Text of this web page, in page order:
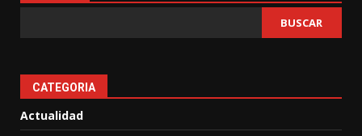
BUSCAR
CATEGORIA
Actualidad